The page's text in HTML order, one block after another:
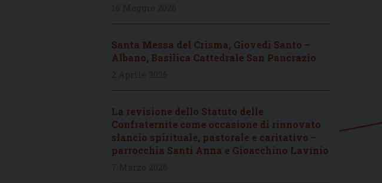
Santa Messa del Crisma, Giovedì Santo –
Albano, Basilica Cattedrale San Pancrazio
La revisione dello Statuto delle
Confraternite come occasione di rinnovato
slancio spirituale, pastorale e caritativo –
parrocchia Santi Anna e Gioacchino Lavinio